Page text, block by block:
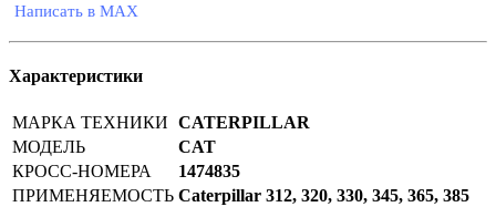
Написать в MAX
Характеристики
МАРКА ТЕХНИКИ CATERPILLAR
МОДЕЛЬ
CAT
КРОСС-НОМЕРА
1474835
ПРИМЕНЯЕМОСТЬ Caterpillar 312, 320, 330, 345, 365, 385